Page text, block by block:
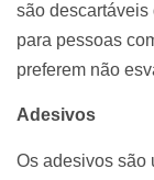
são
para pessoas
preferem não
Adesivos
Os adesivos são